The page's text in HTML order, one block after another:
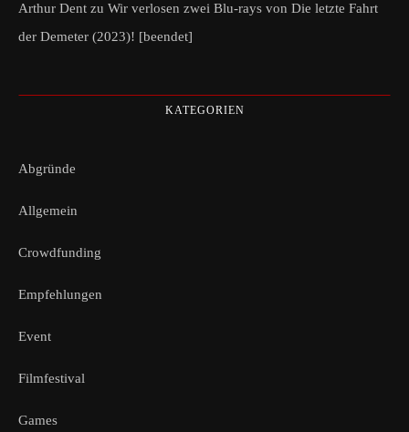
Arthur Dent zu Wir verlosen zwei Blu-rays von Die letzte Fahrt
der Demeter (2023)! [beendet]
KATEGORIEN
Abgründe
Allgemein
Crowdfunding
Empfehlungen
Event
Filmfestival
Games